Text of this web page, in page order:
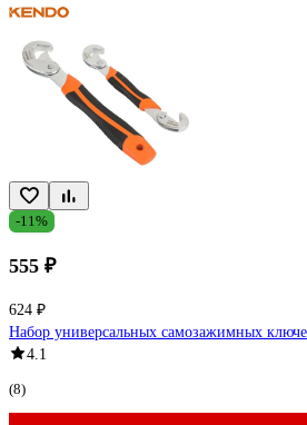
-11%
555 ₽
624 ₽
Набор универсальных самозажимных
4.1
(8)